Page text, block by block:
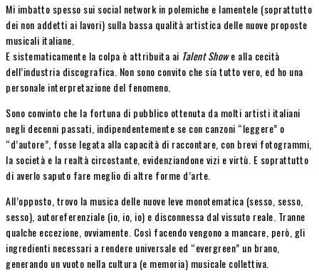
Mi imbatto spesso sui social network in polemiche e lamentele (soprattutto
dei non addetti ai lavori) sulla bassa qualità artistica delle nuove proposte
musicali italiane.
E sistematicamente la colpa è attribuita ai Talent Showe alla cecità
dell’industria discografica. Non sono convito che sia tutto vero, ed ho una
personale interpretazione del fenomeno.
Sono convinto che la fortuna di pubblico ottenuta da molti artisti italiani
negli decenni passati, indipendentemente se con canzoni “leggere” o
“d’autore”, fosse legata alla capacità di raccontare, con brevi fotogrammi,
la società e la realtà circostante, evidenziandone vizi e virtù. E soprattutto
di averlo saputo fare meglio di altre forme d’arte.
All’opposto, trovo la musica delle nuove leve monotematica (sesso, sesso,
sesso), autoreferenziale (io, io, io) e disconnessa dal vissuto reale. Tranne
qualche eccezione, ovviamente. Così facendo vengono a mancare, però, gli
ingredienti necessari a rendere universale ed “evergreen” un brano,
generando un vuoto nella cultura (e memoria) musicale collettiva.